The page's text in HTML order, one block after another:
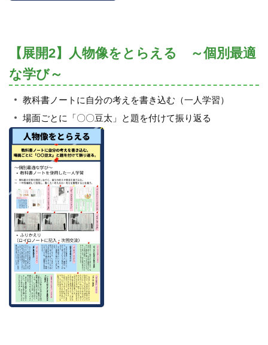
【展開2】人物像をとらえる ～個別最適
な学び～
教科書ノートに自分の考えを書き込む（一人学習）
場面ごとに「〇〇豆太」と題を付けて振り返る